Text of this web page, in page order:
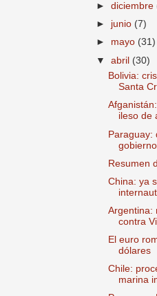
►diciembre
► junio (7)
► mayo (31)
▼abril (30)
Bolivia:
Santa
ileso de
Paraguay:
Resumen
China: ya
Argentina:
contra
El euro
dólares
Chile:
marina